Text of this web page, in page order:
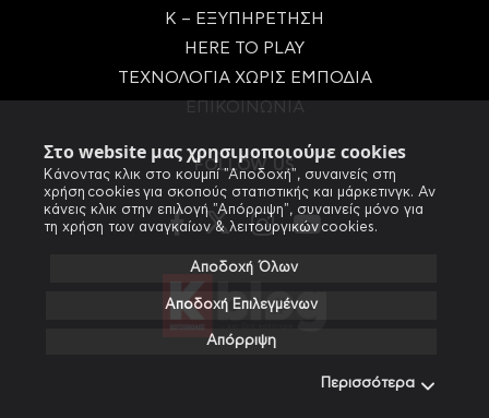
Στο website μας χρησιμοποιούμε cookies
Κάνοντας κλικ στο κουμπί "Αποδοχή", συναινείς στη
χρήση cookies για σκοπούς στατιστικής και μάρκετινγκ. Αν
κάνεις κλικ στην επιλογή "Απόρριψη", συναινείς μόνο για
τη χρήση των αναγκαίων & λειτουργικών cookies.
Αποδοχή Όλων
Αποδοχή Επιλεγμένων
Απόρριψη
Περισσότερα
Κ – ΕΞΥΠΗΡΕΤΗΣΗ
HERE TO PLAY
ΤΕΧΝΟΛΟΓΙΑ ΧΩΡΙΣ ΕΜΠΟΔΙΑ
FOLLOW US